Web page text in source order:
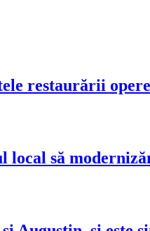
restaurării
local să